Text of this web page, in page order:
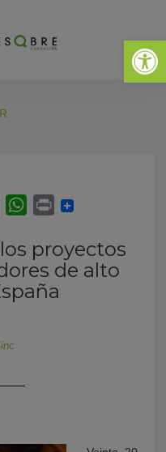
Abrir
proyectos
de alto